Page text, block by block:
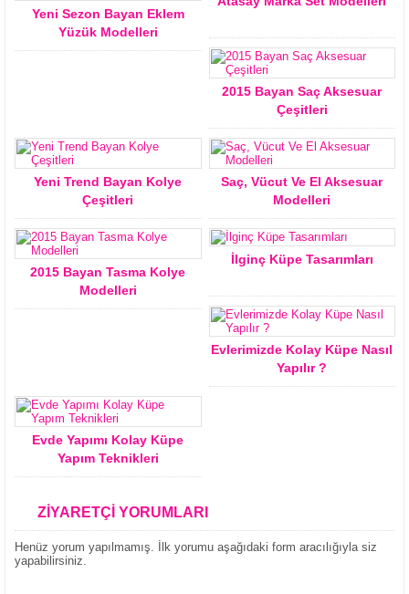
Yeni Sezon Bayan Eklem
Yüzük Modelleri
2015 Bayan Saç Aksesuar
Çeşitleri
Yeni Trend Bayan Kolye
Çeşitleri
Saç, Vücut Ve El Aksesuar
Modelleri
2015 Bayan Tasma Kolye
Modelleri
İlginç Küpe Tasarımları
Evlerimizde Kolay Küpe Nasıl
Yapılır ?
Evde Yapımı Kolay Küpe
Yapım Teknikleri
ZİYARETÇİ YORUMLARI
Henüz yorum yapılmamış. İlk yorumu aşağıdaki form aracılığıyla siz
yapabilirsiniz.